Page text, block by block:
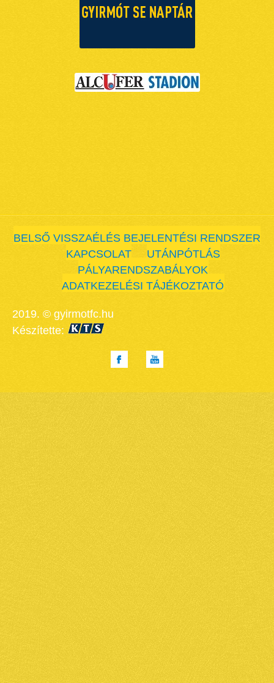
BELSŐ VISSZAÉLÉS BEJELENTÉSI RENDSZER
KAPCSOLAT
UTÁNPÓTLÁS
PÁLYARENDSZABÁLYOK
ADATKEZELÉSI TÁJÉKOZTATÓ
2019. © gyirmotfc.hu
Készítette: